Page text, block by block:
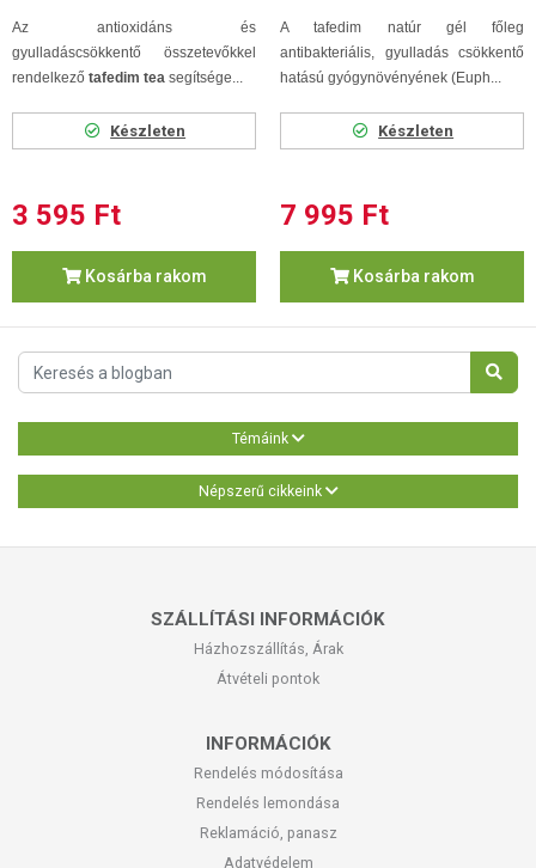
Az antioxidáns és
gyulladáscsökkentő összetevőkkel
rendelkező tafedim tea segítsége...
Készleten
3 595 Ft
Kosárba rakom
A tafedim natúr gél főleg
antibakteriális, gyulladás csökkentő
hatású gyógynövényének (Euph...
Készleten
7 995 Ft
Kosárba rakom
Témáink
Népszerű cikkeink
SZÁLLÍTÁSI INFORMÁCIÓK
Házhozszállítás, Árak
Átvételi pontok
INFORMÁCIÓK
Rendelés módosítása
Rendelés lemondása
Reklamáció, panasz
Adatvédelem